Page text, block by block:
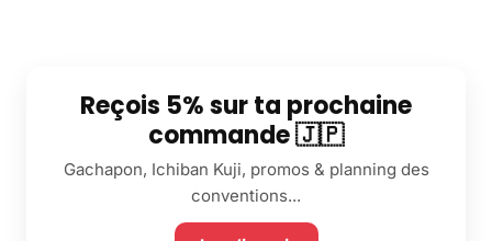
Reçois 5% sur ta prochaine
commande 🇯🇵
Gachapon, Ichiban Kuji, promos & planning des
conventions...